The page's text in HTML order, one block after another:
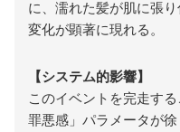
に、濡れた髪が肌に張
変化が顕著に現れる。
【システム的影響】
このイベントを完走す
罪悪感」パラメータが